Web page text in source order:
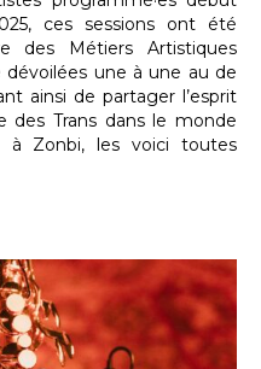
ces sessions ont été
des Métiers Artistiques
une à une au de
ainsi de partager l’esprit
Trans dans le monde
à Zonbi, les voici toutes